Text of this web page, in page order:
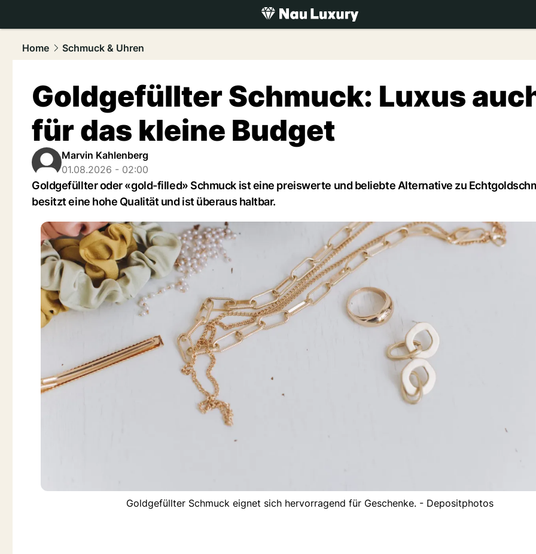
luxury.NAU.ch
Home
Schmuck & Uhren
Goldgefüllter Schmuck: Luxus
für das kleine Budget
Marvin Kahlenberg
01.08.2026 - 02:00
Goldgefüllter oder «gold-filled» Schmuck ist eine preiswerte und beliebte Alternative zu
besitzt eine hohe Qualität und ist überaus haltbar.
Goldgefüllter Schmuck eignet sich hervorragend für Geschenke. - Depositphotos